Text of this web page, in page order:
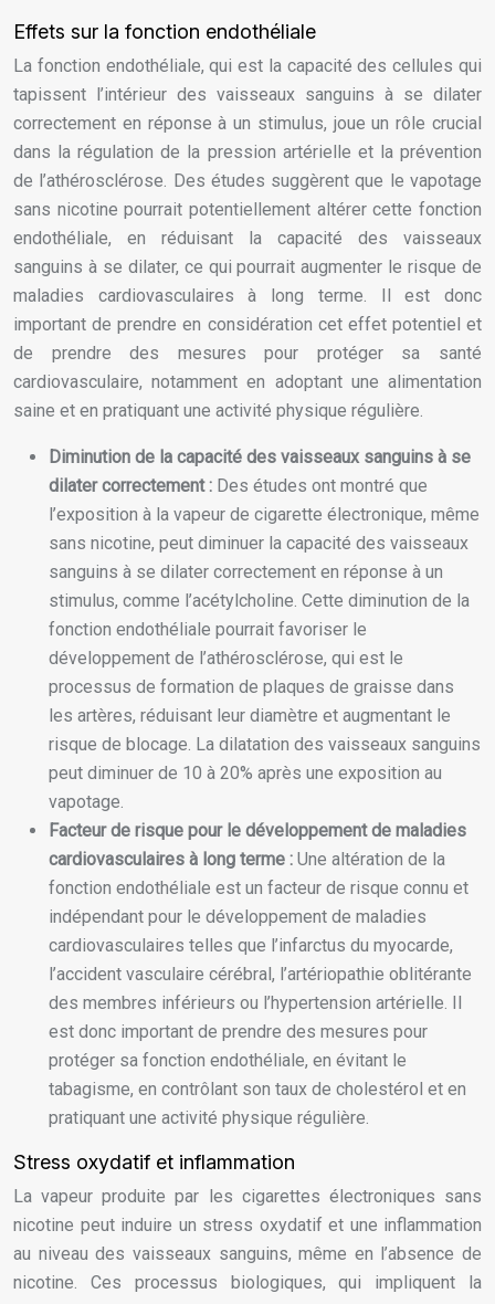
Effets sur la fonction endothéliale
La fonction endothéliale, qui est la capacité des cellules qui
tapissent l’intérieur des vaisseaux sanguins à se dilater
correctement en réponse à un stimulus, joue un rôle crucial
dans la régulation de la pression artérielle et la prévention
de l’athérosclérose. Des études suggèrent que le vapotage
sans nicotine pourrait potentiellement altérer cette fonction
endothéliale, en réduisant la capacité des vaisseaux
sanguins à se dilater, ce qui pourrait augmenter le risque de
maladies cardiovasculaires à long terme. Il est donc
important de prendre en considération cet effet potentiel et
de prendre des mesures pour protéger sa santé
cardiovasculaire, notamment en adoptant une alimentation
saine et en pratiquant une activité physique régulière.
Diminution de la capacité des vaisseaux sanguins à se
dilater correctement : Des études ont montré que
l’exposition à la vapeur de cigarette électronique, même
sans nicotine, peut diminuer la capacité des vaisseaux
sanguins à se dilater correctement en réponse à un
stimulus, comme l’acétylcholine. Cette diminution de la
fonction endothéliale pourrait favoriser le
développement de l’athérosclérose, qui est le
processus de formation de plaques de graisse dans
les artères, réduisant leur diamètre et augmentant le
risque de blocage. La dilatation des vaisseaux sanguins
peut diminuer de 10 à 20% après une exposition au
vapotage.
Facteur de risque pour le développement de maladies
cardiovasculaires à long terme : Une altération de la
fonction endothéliale est un facteur de risque connu et
indépendant pour le développement de maladies
cardiovasculaires telles que l’infarctus du myocarde,
l’accident vasculaire cérébral, l’artériopathie oblitérante
des membres inférieurs ou l’hypertension artérielle. Il
est donc important de prendre des mesures pour
protéger sa fonction endothéliale, en évitant le
tabagisme, en contrôlant son taux de cholestérol et en
pratiquant une activité physique régulière.
Stress oxydatif et inflammation
La vapeur produite par les cigarettes électroniques sans
nicotine peut induire un stress oxydatif et une inflammation
au niveau des vaisseaux sanguins, même en l’absence de
nicotine. Ces processus biologiques, qui impliquent la